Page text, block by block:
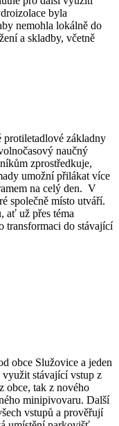
byla
nemohla lokálně do
a skladby, včetně
protiletadlové základny
naučný
zprostředkuje,
umožní přilákat více
na celý den. V
společně místo utváří.
ať už přes téma
transformaci do stávající
obce Služovice a jeden
stávající vstup z
obce, tak z nového
minipivovaru. Další
vstupů a prověřují